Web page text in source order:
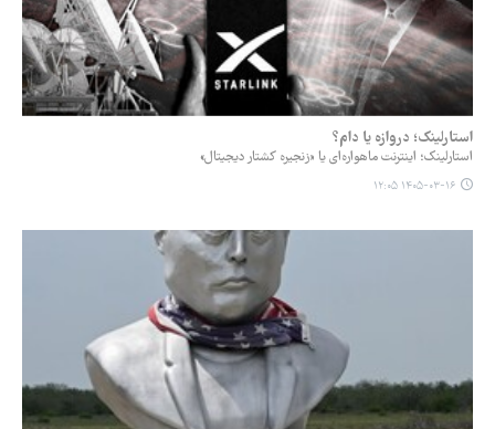
استارلینک؛ دروازه یا دام؟
استارلینک؛ اینترنت ماهواره‌ای یا «زنجیره کشتار دیجیتال»
۱۴۰۵-۰۳-۱۶ ۱۲:۰۵